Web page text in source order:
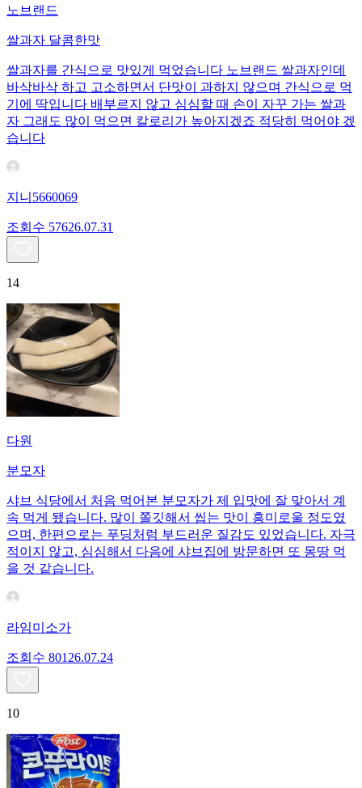
노브랜드
쌀과자 달콤한맛
쌀과자를 간식으로 맛있게 먹었습니다 노브랜드 쌀과자인데
바삭바삭 하고 고소하면서 단맛이 과하지 않으며 간식으로 먹
기에 딱입니다 배부르지 않고 심심할 때 손이 자꾸 가는 쌀과
자 그래도 많이 먹으면 칼로리가 높아지겠죠 적당히 먹어야 겠
습니다
지니5660069
조회수 57626.07.31
14
다원
분모자
샤브 식당에서 처음 먹어본 분모자가 제 입맛에 잘 맞아서 계
속 먹게 됐습니다. 많이 쫄깃해서 씹는 맛이 흥미로울 정도였
으며, 한편으로는 푸딩처럼 부드러운 질감도 있었습니다. 자극
적이지 않고, 심심해서 다음에 샤브집에 방문하면 또 몽땅 먹
을 것 같습니다.
라임미소가
조회수 801 26.07.24
10